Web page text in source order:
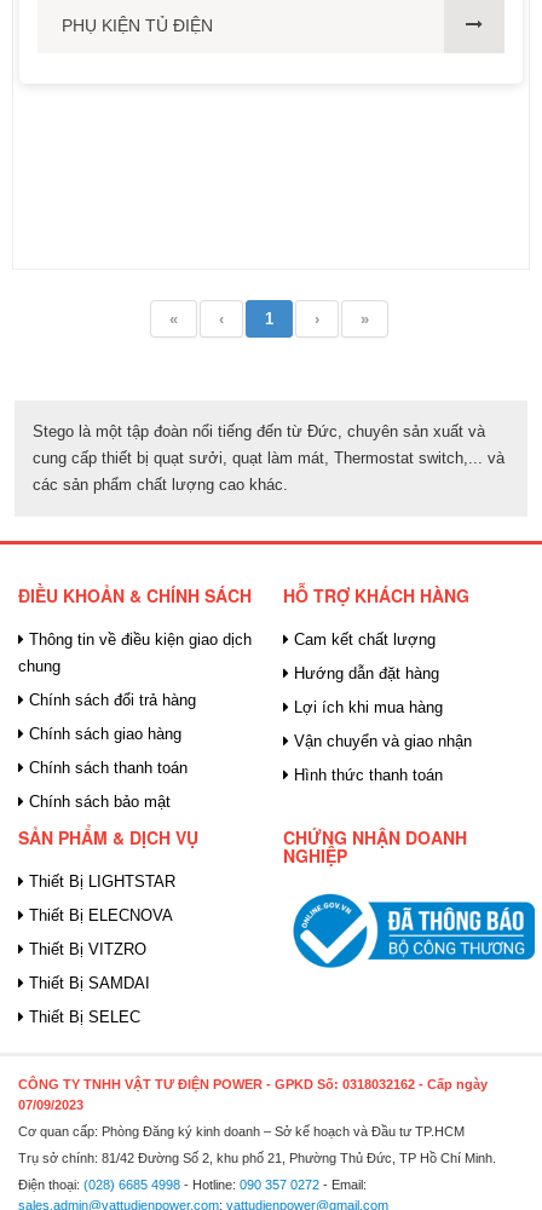
PHỤ KIỆN TỦ ĐIỆN
« ‹ 1 › »
Stego là một tập đoàn nổi tiếng đến từ Đức, chuyên sản xuất và
cung cấp thiết bị quạt sưởi, quạt làm mát, Thermostat switch,... và
các sản phẩm chất lượng cao khác.
ĐIỀU KHOẢN & CHÍNH SÁCH
Thông tin về điều kiện giao dịch
chung
Chính sách đổi trả hàng
Chính sách giao hàng
Chính sách thanh toán
Chính sách bảo mật
HỖ TRỢ KHÁCH HÀNG
Cam kết chất lượng
Hướng dẫn đặt hàng
Lợi ích khi mua hàng
Vận chuyển và giao nhận
Hình thức thanh toán
SẢN PHẨM & DỊCH VỤ
Thiết Bị LIGHTSTAR
Thiết Bị ELECNOVA
Thiết Bị VITZRO
Thiết Bị SAMDAI
Thiết Bị SELEC
CHỨNG NHẬN DOANH
NGHIỆP
CÔNG TY TNHH VẬT TƯ ĐIỆN POWER - GPKD Số: 0318032162 - Cấp ngày
07/09/2023
Cơ quan cấp: Phòng Đăng ký kinh doanh – Sở kế hoạch và Đầu tư TP.HCM
Trụ sở chính: 81/42 Đường Số 2, khu phố 21, Phường Thủ Đức, TP Hồ Chí Minh.
Điện thoại: (028) 6685 4998 - Hotline: 090 357 0272 - Email:
sales.admin@vattudienpower.com; vattudienpower@gmail.com